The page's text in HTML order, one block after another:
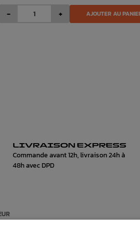
- + AJOUTER AU
LIVRAISON EXPRESS
Commande avant 12h, livraison 24h à
48h avec DPD